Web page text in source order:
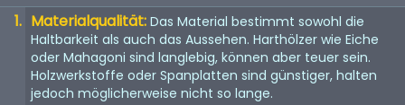
Materialqualität: Das Material bestimmt sowohl die
Haltbarkeit als auch das Aussehen. Harthölzer wie Eiche
oder Mahagoni sind langlebig, können aber teuer sein.
Holzwerkstoffe oder Spanplatten sind günstiger, halten
jedoch möglicherweise nicht so lange.